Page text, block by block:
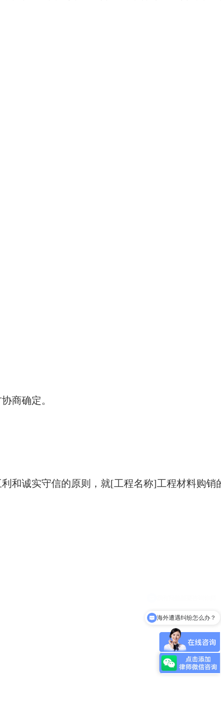
商确定。
和诚实守信的原则，就[工程名称]工程材料购销
海外遭遇纠纷怎么办？